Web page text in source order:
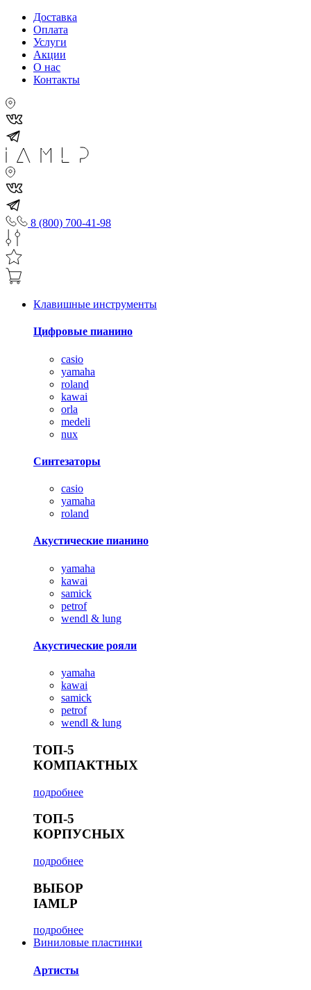
Доставка
Оплата
Услуги
Акции
О нас
Контакты
8 (800) 700-41-98
Клавишные инструменты
Цифровые пианино
casio
yamaha
roland
kawai
orla
medeli
nux
Синтезаторы
casio
yamaha
roland
Акустические пианино
yamaha
kawai
samick
petrof
wendl & lung
Акустические рояли
yamaha
kawai
samick
petrof
wendl & lung
ТОП-5
КОМПАКТНЫХ
подробнее
ТОП-5
КОРПУСНЫХ
подробнее
ВЫБОР
IAMLP
подробнее
Виниловые пластинки
Артисты